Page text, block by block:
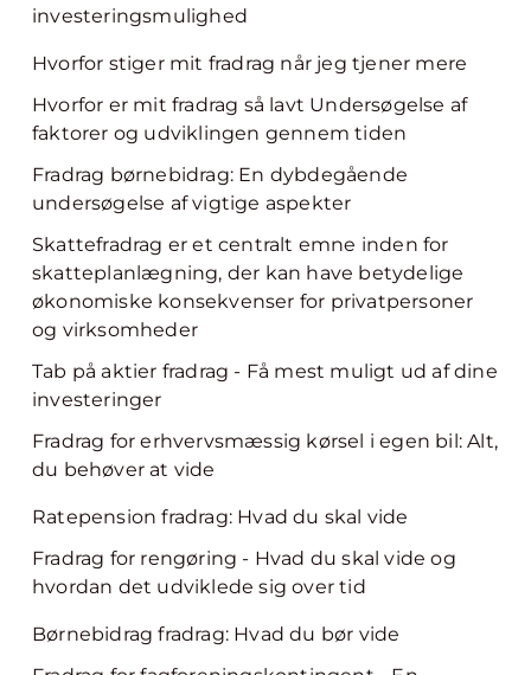
investeringsmulighed
Hvorfor stiger mit fradrag når jeg tjener mere
Hvorfor er mit fradrag så lavt Undersøgelse af
faktorer og udviklingen gennem tiden
Fradrag børnebidrag: En dybdegående
undersøgelse af vigtige aspekter
Skattefradrag er et centralt emne inden for
skatteplanlægning, der kan have betydelige
økonomiske konsekvenser for privatpersoner
og virksomheder
Tab på aktier fradrag - Få mest muligt ud af dine
investeringer
Fradrag for erhvervsmæssig kørsel i egen bil: Alt,
du behøver at vide
Ratepension fradrag: Hvad du skal vide
Fradrag for rengøring - Hvad du skal vide og
hvordan det udviklede sig over tid
Børnebidrag fradrag: Hvad du bør vide